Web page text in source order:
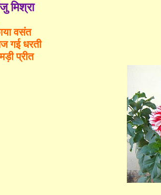
मिश्रा
वसंत
गई धरती
प्रीत